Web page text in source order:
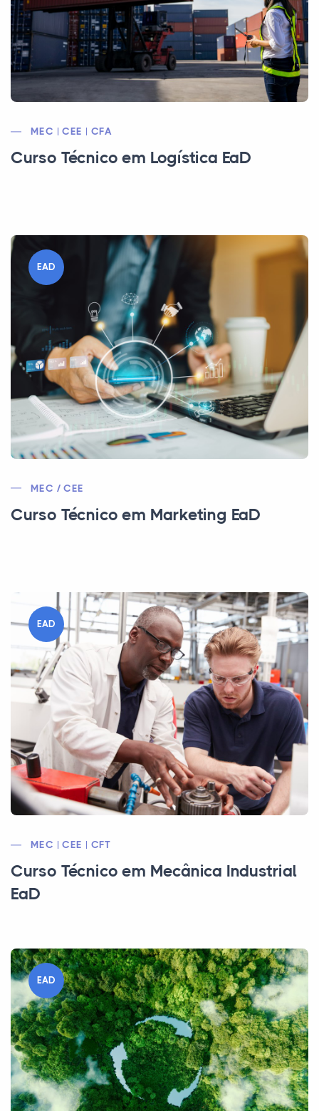
MEC | CEE | CFA
Curso Técnico em Logística EaD
EAD
MEC / CEE
Curso Técnico em Marketing EaD
EAD
MEC | CEE | CFT
Curso Técnico em Mecânica Industrial
EaD
EAD